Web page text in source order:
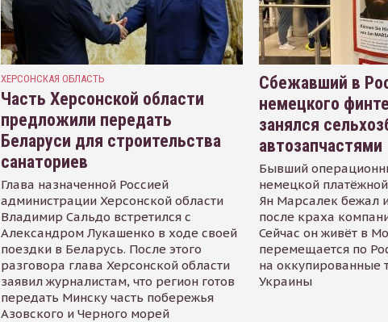
ХЕРСОНСКАЯ ОБЛАСТЬ
Часть Херсонской области
предложили передать
Беларуси для строительства
санаториев
Глава назначенной Россией
администрации Херсонской области
Владимир Сальдо встретился с
Александром Лукашенко в ходе своей
поездки в Беларусь. После этого
разговора глава Херсонской области
заявил журналистам, что регион готов
передать Минску часть побережья
Азовского и Черного морей
Сбежавший в
немецкого
занялся
автозапчастями
Бывший
немецкой
Ян Марсалек бежал
после краха
Сейчас он живёт в
перемещается по
на оккупированные
Украины